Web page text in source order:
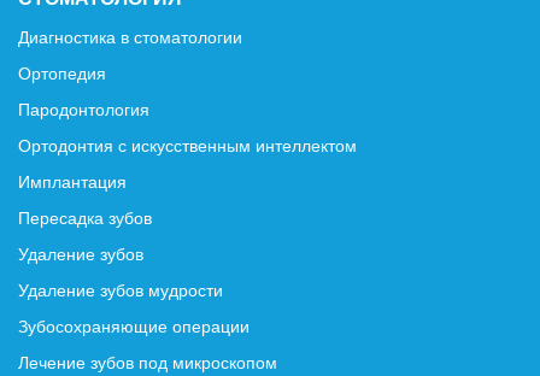
Диагностика в стоматологии
Ортопедия
Пародонтология
Ортодонтия с искусственным интеллектом
Имплантация
Пересадка зубов
Удаление зубов
Удаление зубов мудрости
Зубосохраняющие операции
Лечение зубов под микроскопом